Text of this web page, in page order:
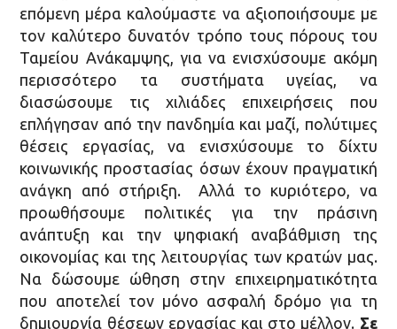
επόμενη μέρα καλούμαστε να αξιοποιήσουμε με
τον καλύτερο δυνατόν τρόπο τους πόρους του
Ταμείου Ανάκαμψης, για να ενισχύσουμε ακόμη
περισσότερο τα συστήματα υγείας, να
διασώσουμε τις χιλιάδες επιχειρήσεις που
επλήγησαν από την πανδημία και μαζί, πολύτιμες
θέσεις εργασίας, να ενισχύσουμε το δίχτυ
κοινωνικής προστασίας όσων έχουν πραγματική
ανάγκη από στήριξη. Αλλά το κυριότερο, να
προωθήσουμε πολιτικές για την πράσινη
ανάπτυξη και την ψηφιακή αναβάθμιση της
οικονομίας και της λειτουργίας των κρατών μας.
Να δώσουμε ώθηση στην επιχειρηματικότητα
που αποτελεί τον μόνο ασφαλή δρόμο για τη
δημιουργία θέσεων εργασίας και στο μέλλον. Σε